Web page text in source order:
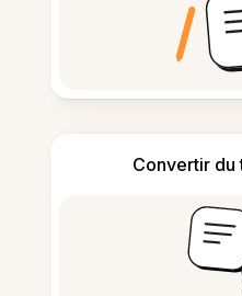
Convertir du